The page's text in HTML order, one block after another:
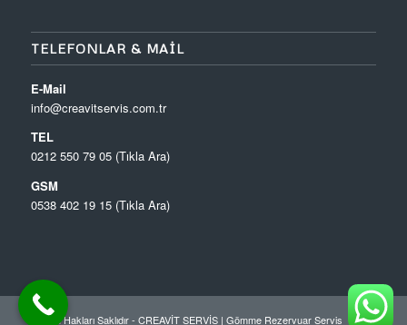
TELEFONLAR & MAIL
E-Mail
info@creavitservis.com.tr
TEL
0212 550 79 05 (Tıkla Ara)
GSM
0538 402 19 15 (Tıkla Ara)
© Tüm Hakları Saklıdır - CREAVİT SERVİS | Gömme Rezervuar Servis